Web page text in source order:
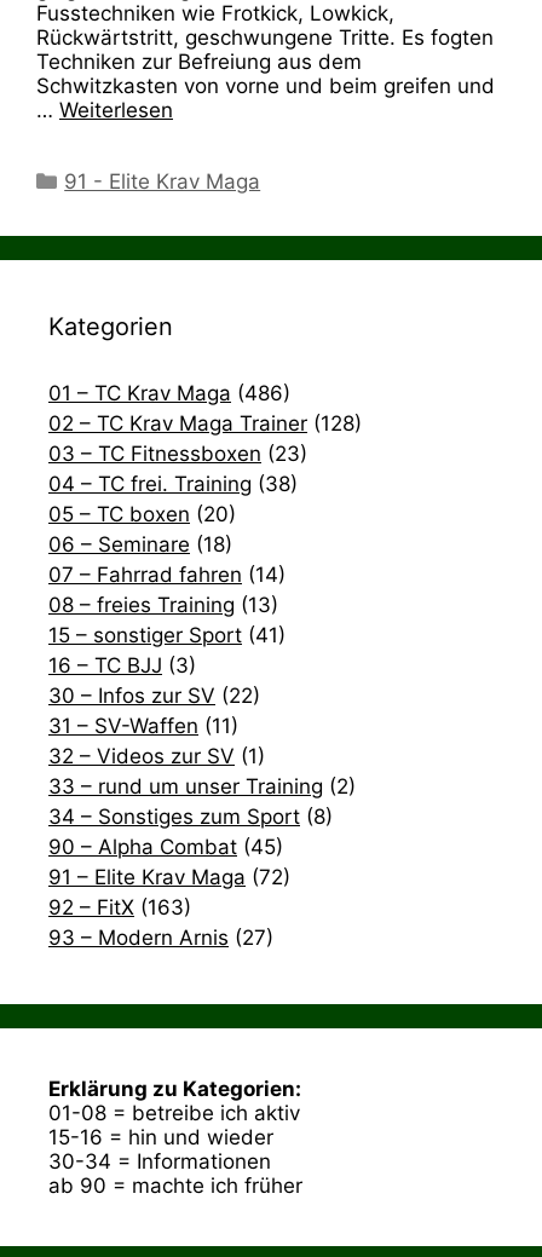
Fusstechniken wie Frotkick, Lowkick,
Rückwärtstritt, geschwungene Tritte. Es fogten
Techniken zur Befreiung aus dem
Schwitzkasten von vorne und beim greifen und
… Weiterlesen
Kategorien
91 - Elite Krav Maga
Kategorien
01 – TC Krav Maga (486)
02 – TC Krav Maga Trainer (128)
03 – TC Fitnessboxen (23)
04 – TC frei. Training (38)
05 – TC boxen (20)
06 – Seminare (18)
07 – Fahrrad fahren (14)
08 – freies Training (13)
15 – sonstiger Sport (41)
16 – TC BJJ (3)
30 – Infos zur SV (22)
31 – SV-Waffen (11)
32 – Videos zur SV (1)
33 – rund um unser Training (2)
34 – Sonstiges zum Sport (8)
90 – Alpha Combat (45)
91 – Elite Krav Maga (72)
92 – FitX (163)
93 – Modern Arnis (27)
Erklärung zu Kategorien:
01-08 = betreibe ich aktiv
15-16 = hin und wieder
30-34 = Informationen
ab 90 = machte ich früher